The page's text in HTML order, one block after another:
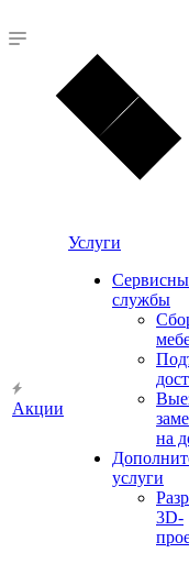
Акции
Услуги
службы
на
услуги
3D-